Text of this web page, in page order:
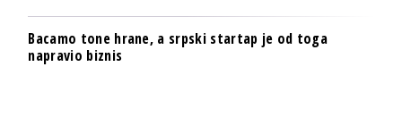
Bacamo tone hrane, a srpski startap je od toga
napravio biznis